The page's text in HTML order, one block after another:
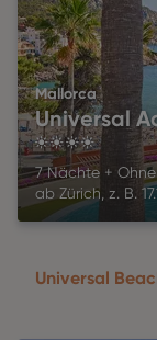
Mallorca
Universal
4
7 Nächte +
ab Zürich, z. B.
Universal